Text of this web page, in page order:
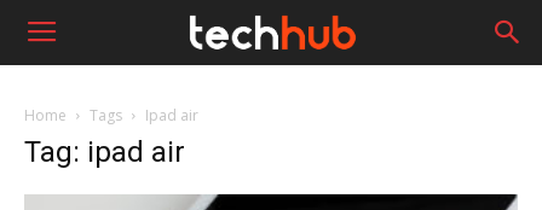
Home Tags Ipad air
Tag: ipad air